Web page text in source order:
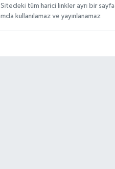
tüm harici linkler ayrı bir
kullanılamaz ve yayınlanamaz